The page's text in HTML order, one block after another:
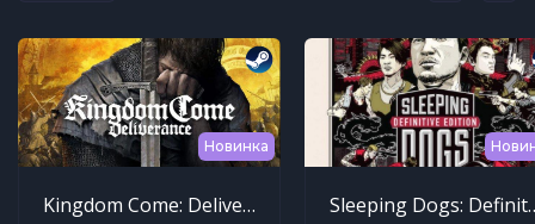
Новинка
Kingdom Come: Deliverance
Sleeping